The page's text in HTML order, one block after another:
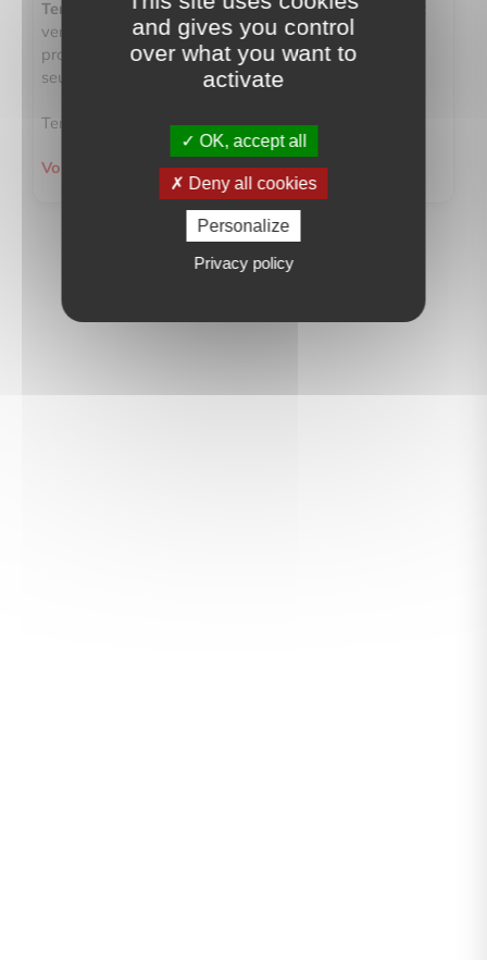
Terrain
- Implanté dans un environnement paisible et
verdoyant, le lotissement "Le Fief de la Vineuse" vous
propose une sélection de terrains à bâtir viabilisés, à
seulement 6 km des plages vendéennes.
Terrai...
Voir le détail du bien
and gives you control
over what you want to
activate
OK, accept all
Deny all cookies
Personalize
Privacy policy